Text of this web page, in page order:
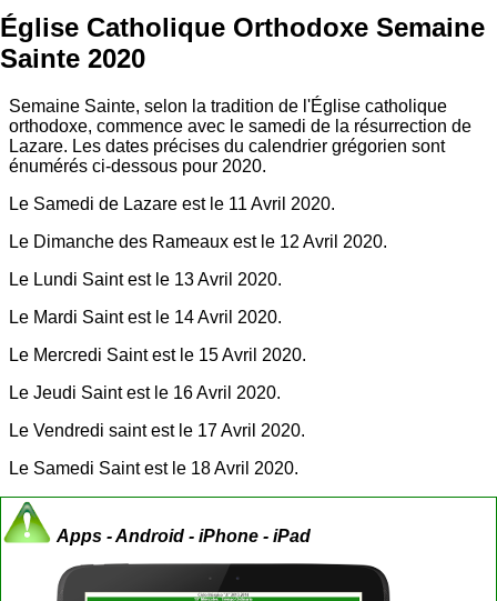
Église Catholique Orthodoxe Semaine
Sainte 2020
Semaine Sainte, selon la tradition de l'Église catholique
orthodoxe, commence avec le samedi de la résurrection de
Lazare. Les dates précises du calendrier grégorien sont
énumérés ci-dessous pour 2020.
Le Samedi de Lazare est le 11 Avril 2020.
Le Dimanche des Rameaux est le 12 Avril 2020.
Le Lundi Saint est le 13 Avril 2020.
Le Mardi Saint est le 14 Avril 2020.
Le Mercredi Saint est le 15 Avril 2020.
Le Jeudi Saint est le 16 Avril 2020.
Le Vendredi saint est le 17 Avril 2020.
Le Samedi Saint est le 18 Avril 2020.
Apps - Android - iPhone - iPad